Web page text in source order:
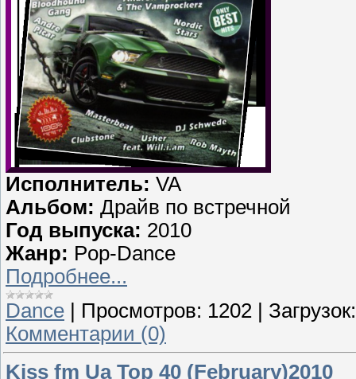
Исполнитель: VA
Альбом: Драйв по встречной
Год выпуска: 2010
Жанр: Pop-Dance
Подробнее...
Dance
Просмотров: 1202
Загрузок:
Комментарии (0)
Kiss fm Ua Top 40 (February)2010